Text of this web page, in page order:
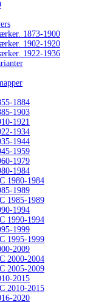
1873-1900
1902-1920
1922-1936
1884
1903
1921
1934
1944
1959
1979
1984
1980-1984
1989
1985-1989
1994
1990-1994
1999
1995-1999
2009
2000-2004
2005-2009
2015
2010-2015
2020